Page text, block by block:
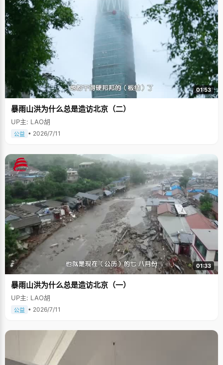
01:53
暴雨山洪为什么总是造访北京（二）
UP主: LAO胡
公益 • 2026/7/11
01:33
暴雨山洪为什么总是造访北京（一）
UP主: LAO胡
公益 • 2026/7/11